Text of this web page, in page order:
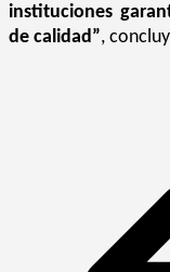
instituciones
de calidad”,